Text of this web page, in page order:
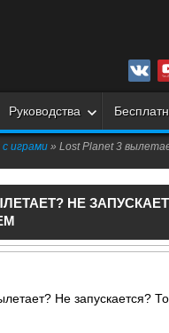
Руководства
играми » Lost Planet 3
НЕ